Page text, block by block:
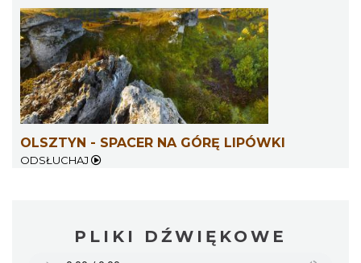
OLSZTYN - SPACER NA GÓRĘ LIPÓWKI
ODSŁUCHAJ
PLIKI DŹWIĘKOWE